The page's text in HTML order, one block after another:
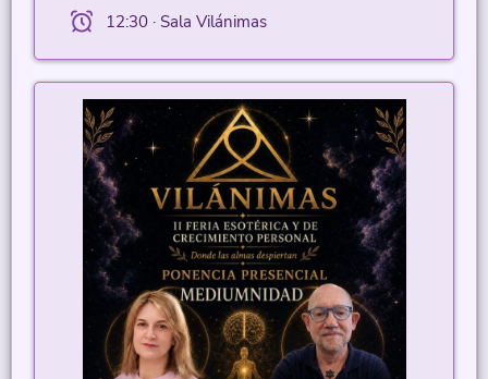
12:30 · Sala Vilánimas